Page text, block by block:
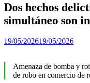
Dos hechos
simultáneo son
19/05/202619/05/2026
Amenaza de bomba y
de robo en comercio de